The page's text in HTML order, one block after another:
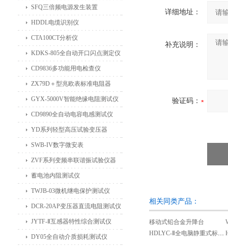
详细地址：
补充说明：
验证码：
相关同类产品：
移动式铅合金升降台
HDLYC-Ⅱ全电脑静重式标准测力机（卧式）
SFQ三倍频电源发生装置
HDDL电缆识别仪
CTA100CT分析仪
KDKS-805全自动开口闪点测定仪
CD9836多功能用电检查仪
ZX79D＋型兆欧表标准电阻器
GYX-5000V智能绝缘电阻测试仪
CD9890全自动电容电感测试仪
YD系列轻型高压试验变压器
SWB-IV数字微安表
ZVF系列变频串联谐振试验仪器
蓄电池内阻测试仪
TWJB-03微机继电保护测试仪
DCR-20AP变压器直流电阻测试仪
JYTF-Ⅱ互感器特性综合测试仪
DY05全自动介质损耗测试仪